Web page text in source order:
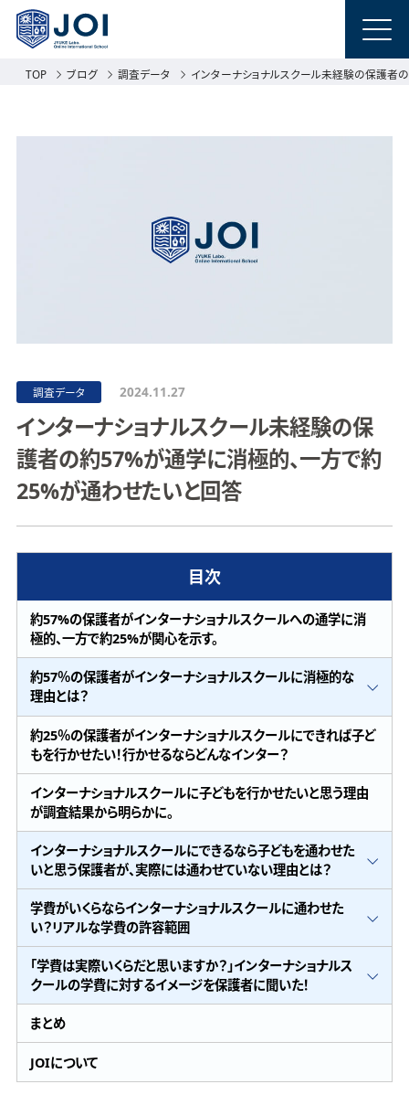
TOP ブログ 調査データ インターナショナルスクール未経験の保護者
調査データ 2024.11.27
インターナショナルスクール未経験の保
護者の約57%が通学に消極的、一方で約
25%が通わせたいと回答
目次
約57%の保護者がインターナショナルスクールへの通学に消
極的、一方で約25%が関心を示す。
約57％の保護者がインターナショナルスクールに消極的な
理由とは？
約25％の保護者がインターナショナルスクールにできれば子ど
もを行かせたい！行かせるならどんなインター？
インターナショナルスクールに子どもを行かせたいと思う理由
が調査結果から明らかに。
インターナショナルスクールにできるなら子どもを通わせた
いと思う保護者が、実際には通わせていない理由とは？
学費がいくらならインターナショナルスクールに通わせた
い？リアルな学費の許容範囲
「学費は実際いくらだと思いますか？」インターナショナルス
クールの学費に対するイメージを保護者に聞いた！
まとめ
JOIについて